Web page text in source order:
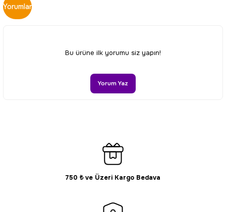
konularda yetersiz gördüğünüz noktaları öneri formunu
kullanarak tarafımıza iletebilirsiniz.
Ürün resmi kalitesiz, bozuk veya görüntülenemiyor.
Ürün bilgilerinde hatalar bulunuyor.
Gönder
Yorumlar
Bu ürüne ilk yorumu siz yapın!
Yorum Yaz
750 ₺ ve Üzeri Kargo Bedava